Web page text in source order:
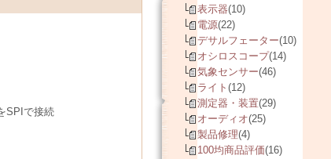
SPIで接続
表示器(10)
電源(22)
デサルフェーター(10)
オシロスコープ(14)
気象センサー(46)
ライト (12)
測定器・装置(29)
オーディオ(25)
製品修理(4)
100均商品評価(16)